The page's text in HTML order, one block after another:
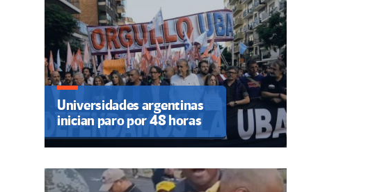
Universidades argentinas
inician paro por 48 horas